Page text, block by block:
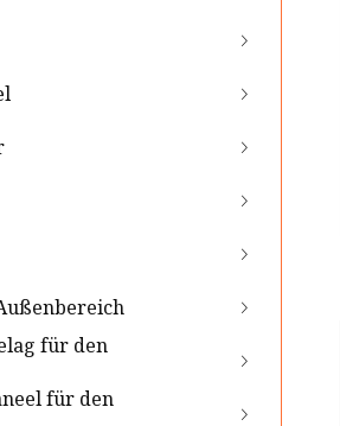
für den
für den